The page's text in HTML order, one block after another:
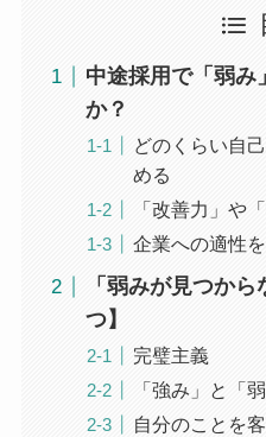
中途採用で「弱み
か？
どのくらい自
める
「改善力」や
企業への適性
「弱みが見つか
つ】
完璧主義
「強み」と「
自分のことを